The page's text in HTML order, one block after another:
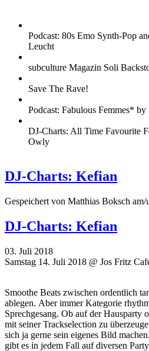
Podcast: 80s Emo Synth-Pop
Leucht
subculture Magazin Soli
Save The Rave!
Podcast: Fabulous Femmes*
DJ-Charts: All Time Favourite
Owly
DJ-Charts: Kefian
Gespeichert von Matthias Boksch am/
DJ-Charts: Kefian
03. Juli 2018
Samstag 14. Juli 2018 @ Jos Fritz
Smoothe Beats zwischen ordentlich
ablegen. Aber immer Kategorie
Sprechgesang. Ob auf der Hausparty
mit seiner Trackselection zu
sich ja gerne sein eigenes Bild
gibt es in jedem Fall auf diversen